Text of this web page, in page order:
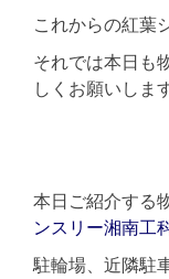
これからの紅葉
それでは本日も
しくお願いしま
本日ご紹介する
ンスリー湘南工
駐輪場、近隣駐